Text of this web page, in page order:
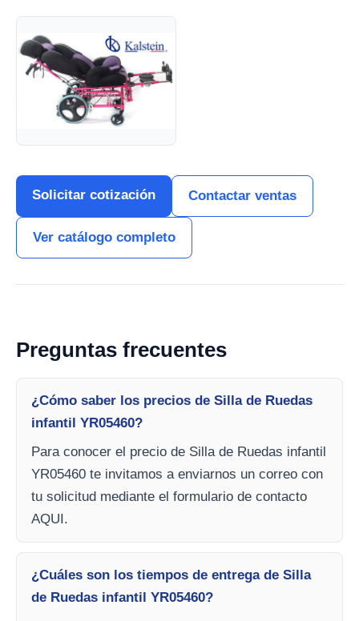
Solicitar cotización Contactar ventas
Ver catálogo completo
Preguntas frecuentes
¿Cómo saber los precios de Silla de Ruedas
infantil YR05460?
Para conocer el precio de Silla de Ruedas infantil
YR05460 te invitamos a enviarnos un correo con
tu solicitud mediante el formulario de contacto
AQUI.
¿Cuáles son los tiempos de entrega de Silla
de Ruedas infantil YR05460?